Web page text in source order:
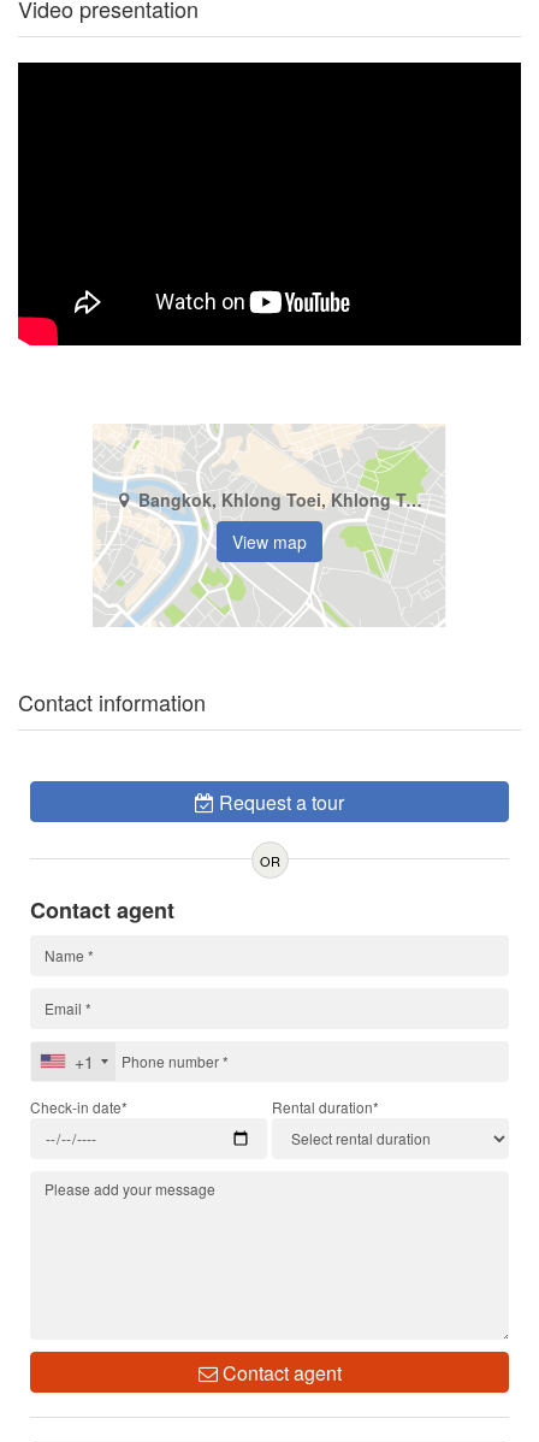
Video presentation
Bangkok, Khlong Toei, Khlong Tan
View map
Contact information
Request a tour
OR
Contact agent
+1
Check-in date* Rental duration*
Contact agent